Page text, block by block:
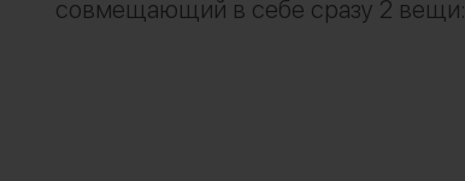
совмещающий в себе сразу 2 вещи: